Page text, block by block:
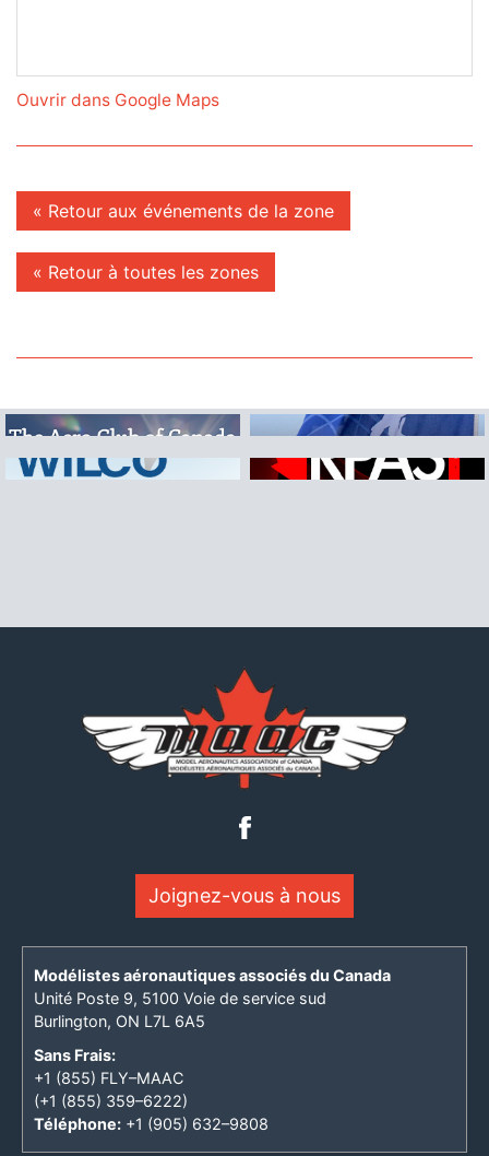
Ouvrir dans Google Maps
« Retour aux événements de la zone
« Retour à toutes les zones
Joignez-vous à nous
Modélistes aéronautiques associés du Canada
Unité Poste 9, 5100 Voie de service sud
Burlington, ON L7L 6A5
Sans Frais:
+1 (855) FLY–MAAC
(+1 (855) 359–6222)
Téléphone: +1 (905) 632–9808